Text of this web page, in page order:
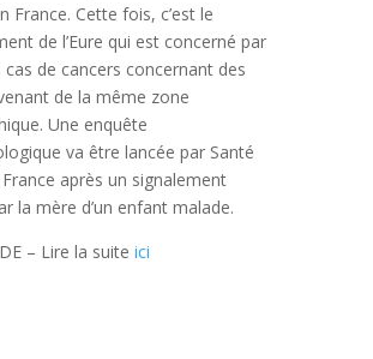
France. Cette fois, c’est le
de l’Eure qui est concerné par
cas de cancers concernant des
de la même zone
Une enquête
va être lancée par Santé
après un signalement
la mère d’un enfant malade.
– Lire la suite ici